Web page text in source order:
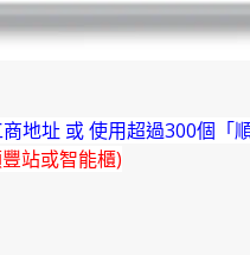
地址 或 使用超過300個「
站或智能櫃)